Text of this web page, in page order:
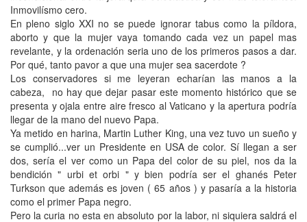
Inmovilísmo cero.
En pleno siglo XXI no se puede ignorar tabus como la píldora,
aborto y que la mujer vaya tomando cada vez un papel mas
revelante, y la ordenación seria uno de los primeros pasos a dar.
Por qué, tanto pavor a que una mujer sea sacerdote ?
Los conservadores si me leyeran echarían las manos a la
cabeza, no hay que dejar pasar este momento histórico que se
presenta y ojala entre aire fresco al Vaticano y la apertura podría
llegar de la mano del nuevo Papa.
Ya metido en harina, Martin Luther King, una vez tuvo un sueño y
se cumplió...ver un Presidente en USA de color. Sí llegan a ser
dos, sería el ver como un Papa del color de su piel, nos da la
bendición " urbi et orbi " y bien podría ser el ghanés Peter
Turkson que además es joven ( 65 años ) y pasaría a la historia
como el primer Papa negro.
Pero la curia no esta en absoluto por la labor, ni siquiera saldrá el